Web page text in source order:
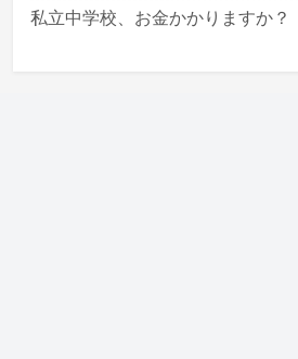
私立中学校、お金かかりますか？